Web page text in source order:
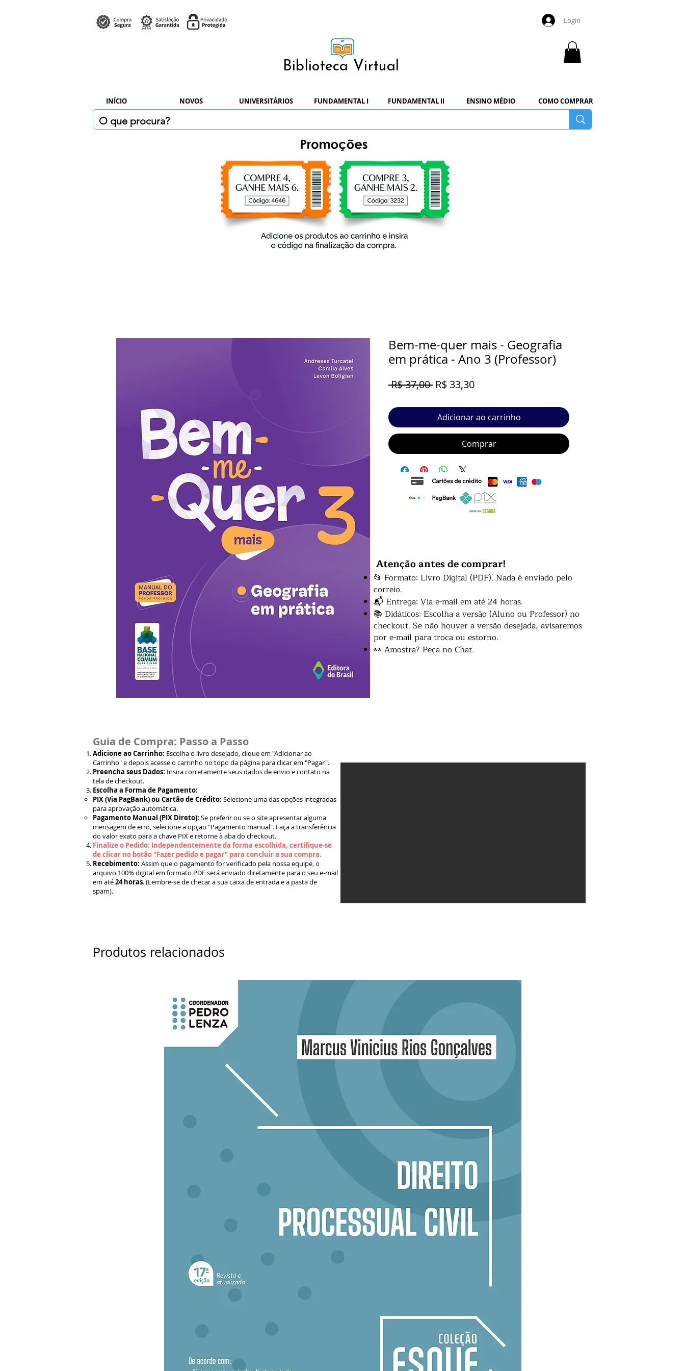
Login
Biblioteca Virtual
INÍCIO NOVOS UNIVERSITÁRIOS FUNDAMENTAL I FUNDAMENTAL II ENSINO MÉDIO COMO COMPRAR
Bem-me-quer mais - Geografia
em prática - Ano 3 (Professor)
R$ 37,00 Preço
R$ 33,30Preço
Adicionar ao carrinho
Comprar
Atenção antes de comprar!
📂 Formato: Livro Digital (PDF). Nada é enviado pelo
correio.
📬 Entrega: Via e-mail em até 24 horas.
📚 Didáticos: Escolha a versão (Aluno ou Professor) no
checkout. Se não houver a versão desejada, avisaremos
por e-mail para troca ou estorno.
👀 Amostra? Peça no Chat.
Guia de Compra: Passo a Passo
Adicione ao Carrinho: Escolha o livro desejado, clique em "Adicionar ao
Carrinho" e depois acesse o carrinho no topo da página para clicar em "Pagar".
Preencha seus Dados: Insira corretamente seus dados de envio e contato na
tela de checkout.
Escolha a Forma de Pagamento:
PIX (Via PagBank) ou Cartão de Crédito: Selecione uma das opções integradas
para aprovação automática.
Pagamento Manual (PIX Direto): Se preferir ou se o site apresentar alguma
mensagem de erro, selecione a opção "Pagamento manual". Faça a transferência
do valor exato para a chave PIX e retorne à aba do checkout.
Finalize o Pedido: Independentemente da forma escolhida, certifique-se
de clicar no botão "Fazer pedido e pagar" para concluir a sua compra.
Recebimento: Assim que o pagamento for verificado pela nossa equipe, o
arquivo 100% digital em formato PDF será enviado diretamente para o seu e-mail
em até24 horas. (Lembre-se de checar a sua caixa de entrada e a pasta de
spam).
Produtos relacionados